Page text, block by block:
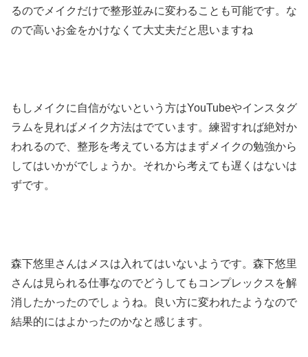
るのでメイクだけで整形並みに変わることも可能です。な
ので高いお金をかけなくて大丈夫だと思いますね
もしメイクに自信がないという方はYouTubeやインスタグ
ラムを見ればメイク方法はでています。練習すれば絶対か
われるので、整形を考えている方はまずメイクの勉強から
してはいかがでしょうか。それから考えても遅くはないは
ずです。
森下悠里さんはメスは入れてはいないようです。森下悠里
さんは見られる仕事なのでどうしてもコンプレックスを解
消したかったのでしょうね。良い方に変われたようなので
結果的にはよかったのかなと感じます。